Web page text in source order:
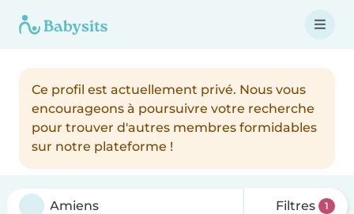
Ce profil est actuellement privé. Nous vous
encourageons à poursuivre votre recherche
pour trouver d'autres membres formidables
sur notre plateforme !
Filtres 1